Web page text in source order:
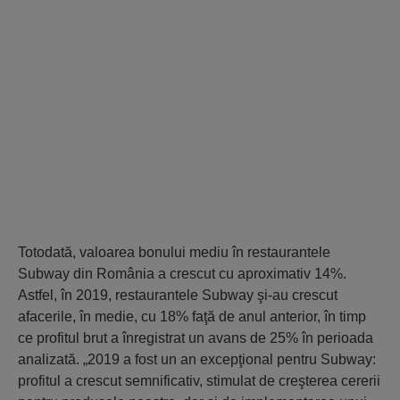
Totodată, valoarea bonului mediu în restaurantele
Subway din România a crescut cu aproximativ 14%.
Astfel, în 2019, restaurantele Subway şi-au crescut
afacerile, în medie, cu 18% faţă de anul anterior, în timp
ce profitul brut a înregistrat un avans de 25% în perioada
analizată. „2019 a fost un an excepţional pentru Subway:
profitul a crescut semnificativ, stimulat de creşterea cererii